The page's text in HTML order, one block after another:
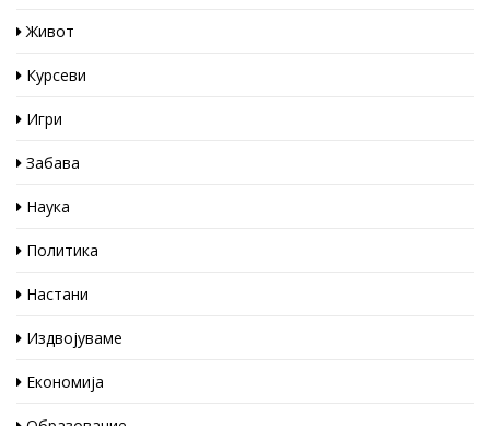
Живот
Курсеви
Игри
Забава
Наука
Политика
Настани
Издвојуваме
Економија